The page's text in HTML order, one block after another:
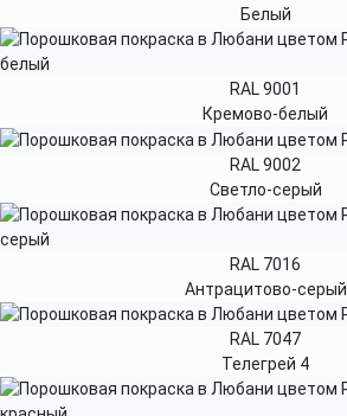
Белый
RAL 9001
Кремово-белый
RAL 9002
Светло-серый
RAL 7016
Антрацитово-серый
RAL 7047
Телегрей 4